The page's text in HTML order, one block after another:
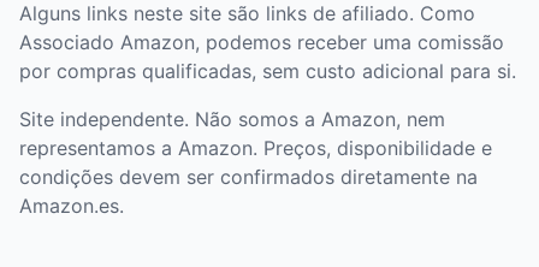
Alguns links neste site são links de afiliado. Como
Associado Amazon, podemos receber uma comissão
por compras qualificadas, sem custo adicional para si.
Site independente. Não somos a Amazon, nem
representamos a Amazon. Preços, disponibilidade e
condições devem ser confirmados diretamente na
Amazon.es.